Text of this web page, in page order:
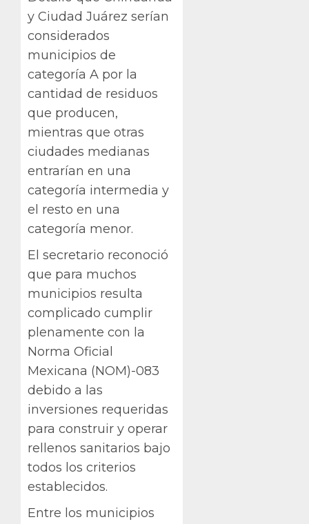
y Ciudad Juárez serían
considerados
municipios de
categoría A por la
cantidad de residuos
que producen,
mientras que otras
ciudades medianas
entrarían en una
categoría intermedia y
el resto en una
categoría menor.
El secretario reconoció
que para muchos
municipios resulta
complicado cumplir
plenamente con la
Norma Oficial
Mexicana (NOM)-083
debido a las
inversiones requeridas
para construir y operar
rellenos sanitarios bajo
todos los criterios
establecidos.
Entre los municipios